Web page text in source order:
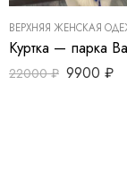
ВЕРХНЯЯ ЖЕНСКАЯ
22000₽ 9900 ₽